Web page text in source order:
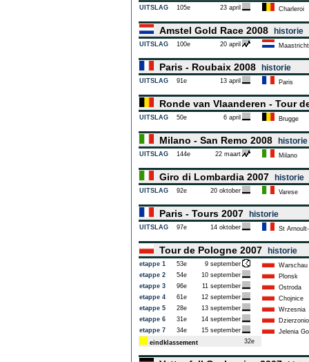
UITSLAG 105e 23 april Charleroi
Amstel Gold Race 2008 historie
UITSLAG 100e 20 april Maastricht
Paris - Roubaix 2008 historie
UITSLAG 91e 13 april Paris
Ronde van Vlaanderen - Tour
UITSLAG 50e 6 april Brugge
Milano - San Remo 2008 historie
UITSLAG 144e 22 maart Milano
Giro di Lombardia 2007 historie
UITSLAG 92e 20 oktober Varese
Paris - Tours 2007 historie
UITSLAG 97e 14 oktober St
Tour de Pologne 2007 historie
etappe 1 53e 9 september
Warschau
etappe 2
54e 10 september
Plonsk
etappe 3
96e 11 september
Ostroda
etappe 4
61e 12 september
Chojnice
etappe 5
28e 13 september
Wrzesnia
etappe 6
31e 14 september
etappe 7
34e 15 september
Jelenia
eindklassement
32e